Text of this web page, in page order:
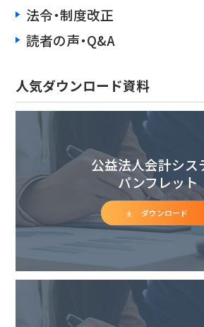
法令・制度改正
読者の声・Q&A
人気ダウンロード資料
公益法人会計シス
パンフレット
ダウンロード